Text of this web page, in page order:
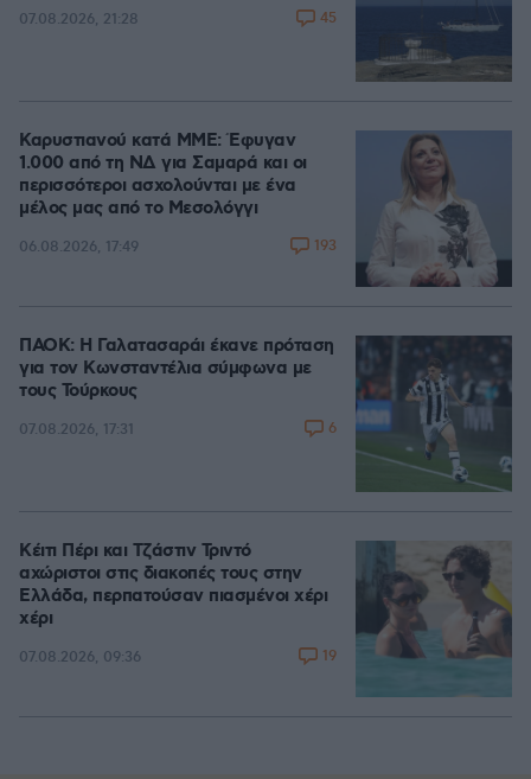
07.08.2026, 21:28 45
Καρυστιανού κατά ΜΜΕ: Έφυγαν
1.000 από τη ΝΔ για Σαμαρά και οι
περισσότεροι ασχολούνται με ένα
μέλος μας από το Μεσολόγγι
06.08.2026, 17:49 193
ΠΑΟΚ: Η Γαλατασαράι έκανε πρόταση
για τον Κωνσταντέλια σύμφωνα με
τους Τούρκους
07.08.2026, 17:31 6
Κέιτι Πέρι και Τζάστιν Τριντό
αχώριστοι στις διακοπές τους στην
Ελλάδα, περπατούσαν πιασμένοι χέρι
χέρι
07.08.2026, 09:36 19